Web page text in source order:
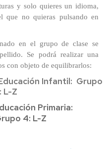
y solo quieres un idioma,
que no quieras pulsando en
en el grupo de clase se
Se podrá realizar una
con objeto de equilibrarlos:
Infantil: Grupo
L-Z
Primaria:
4: L-Z